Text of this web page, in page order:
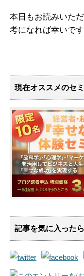
本日もお読みいた
考になれば幸いです
現在オススメのセ
記事を気に入った